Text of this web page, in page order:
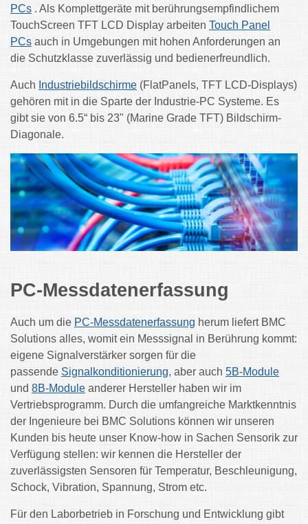
PCs . Als Komplettgeräte mit berührungsempfindlichem
TouchScreen TFT LCD Display arbeiten Touch Panel
PCs auch in Umgebungen mit hohen Anforderungen an
die Schutzklasse zuverlässig und bedienerfreundlich.
Auch Industriebildschirme (FlatPanels, TFT LCD-Displays)
gehören mit in die Sparte der Industrie-PC Systeme. Es
gibt sie von 6.5“ bis 23" (Marine Grade TFT) Bildschirm-
Diagonale.
PC-Messdatenerfassung
Auch um die PC-Messdatenerfassung herum liefert BMC
Solutions alles, womit ein Messsignal in Berührung kommt:
eigene Signalverstärker sorgen für die
passende Signalkonditionierung, aber auch 5B-Module
und 8B-Module anderer Hersteller haben wir im
Vertriebsprogramm. Durch die umfangreiche Marktkenntnis
der Ingenieure bei BMC Solutions können wir unseren
Kunden bis heute unser Know-how in Sachen Sensorik zur
Verfügung stellen: wir kennen die Hersteller der
zuverlässigsten Sensoren für Temperatur, Beschleunigung,
Schock, Vibration, Spannung, Strom etc.
Für den Laborbetrieb in Forschung und Entwicklung gibt